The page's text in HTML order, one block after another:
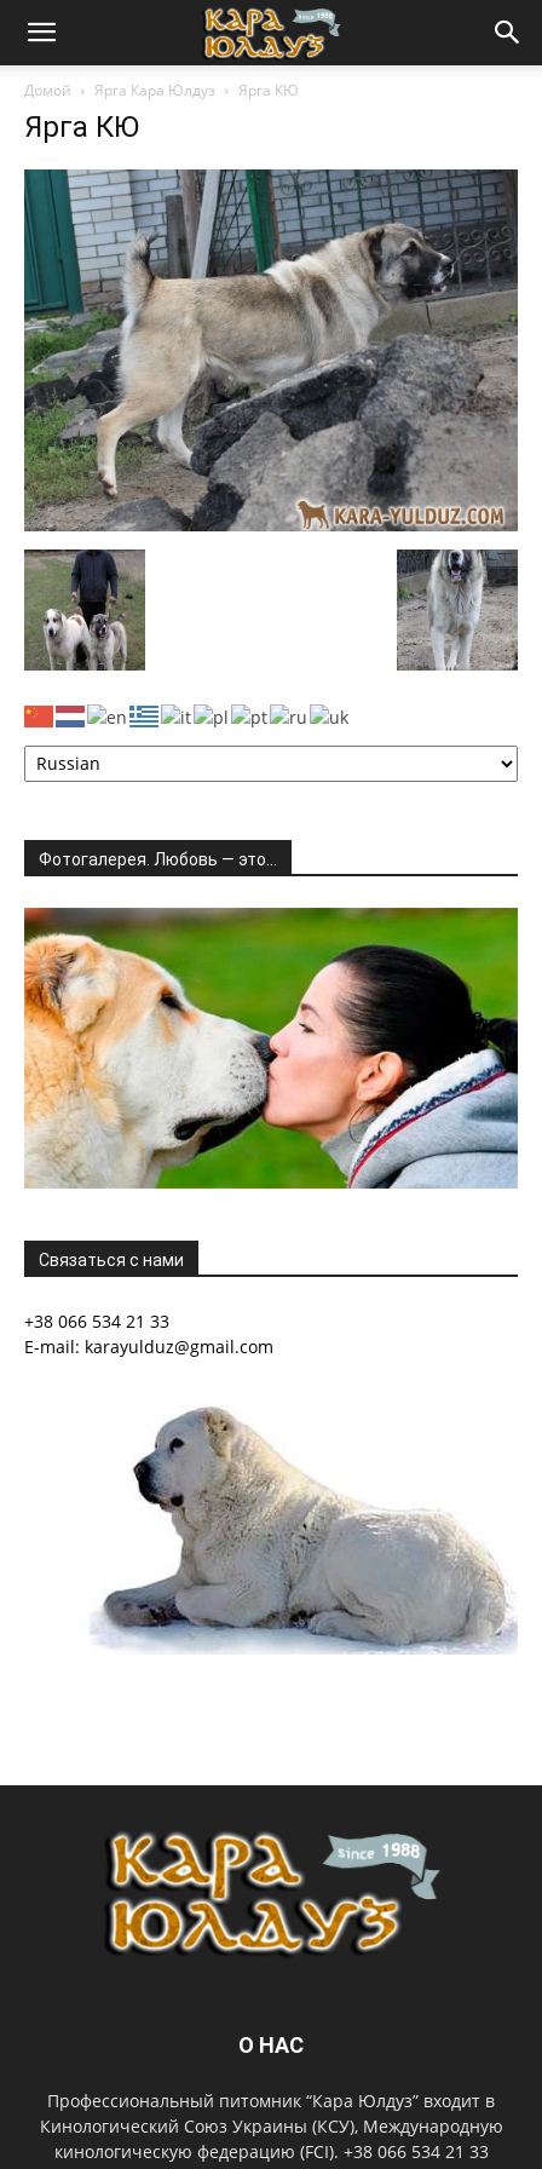
Домой Ярга Кара Юлдуз Ярга КЮ
Ярга КЮ
Фотогалерея. Любовь — это…
Связаться с нами
+38 066 534 21 33
E-mail: karayulduz@gmail.com
О НАС
Профессиональный питомник “Кара Юлдуз” входит в
Кинологический Союз Украины (КСУ), Международную
кинологическую федерацию (FCI). +38 066 534 21 33